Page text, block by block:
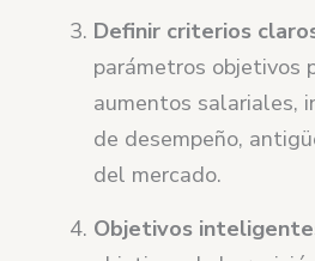
Definir criterios
parámetros objetivos
aumentos salariales,
de desempeño,
del mercado.
Objetivos